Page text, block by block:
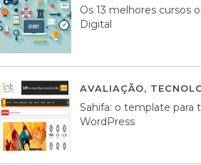
Os 13 melhores cursos
Digital
AVALIAÇÃO,
Sahifa: o template para
WordPress